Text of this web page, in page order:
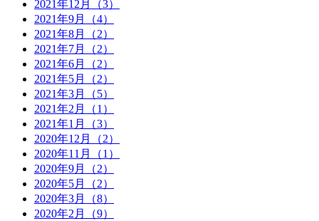
2021年12月（3）
2021年9月（4）
2021年8月（2）
2021年7月（2）
2021年6月（2）
2021年5月（2）
2021年3月（5）
2021年2月（1）
2021年1月（3）
2020年12月（2）
2020年11月（1）
2020年9月（2）
2020年5月（2）
2020年3月（8）
2020年2月（9）